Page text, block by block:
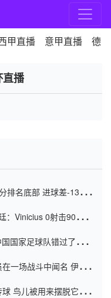
甲直播 意甲直播 德
直播
排名底部 进球差-13令人
：Vinicius 0射击90分钟
国家足球队错过了世界
一场战斗中闻名 伊万放
鸟儿被用来摆脱它